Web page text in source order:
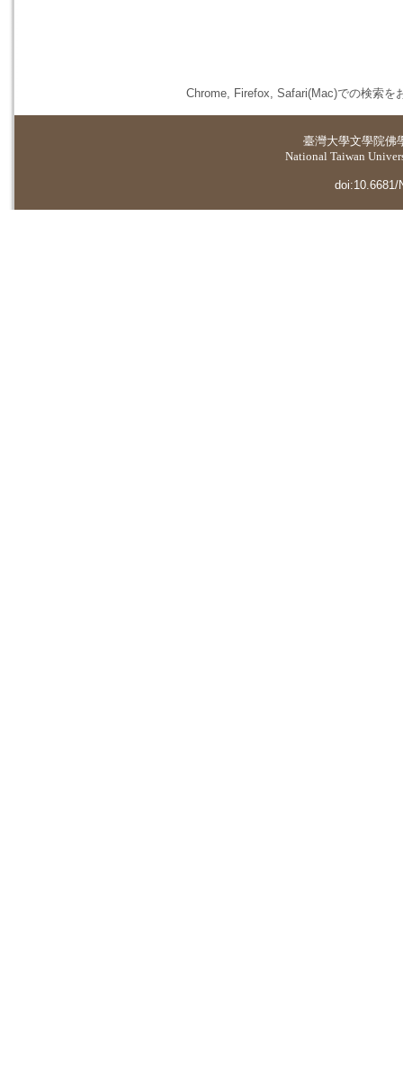
Chrome, Firefox, Safari(Mac)での検索を
臺灣大學文學院佛
National Taiwan
doi:10.6681/